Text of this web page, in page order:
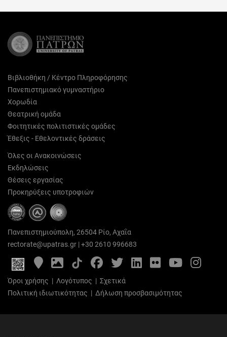
(Twitter)
Βιβλιοθήκη / Κέντρο Πληροφόρησης
Πανεπιστημιακό γυμναστήριο
Χορωδία
Θεατρική ομάδα
Φοιτητικές πολιτιστικές ομάδες
Έθεξις - Εθελοντικές δράσεις
Όλες οι Ανακοινώσεις
Εκδηλώσεις
Θέσεις εργασίας
Προκηρύξεις υποτροφιών
Πανεπιστημιούπολη, 26504 Ρίο, Αχαΐα
rectorate@upatras.gr |+30 2610 996683
Google
Maps
Photo
Gallery
FacebookTwitterLinkedIn
FlickrYouTube
Όροι χρήσης | Λογότυπος | Σχετικά
Πολιτική ιδιωτικότητας | Δήλωση προσβασιμότητας